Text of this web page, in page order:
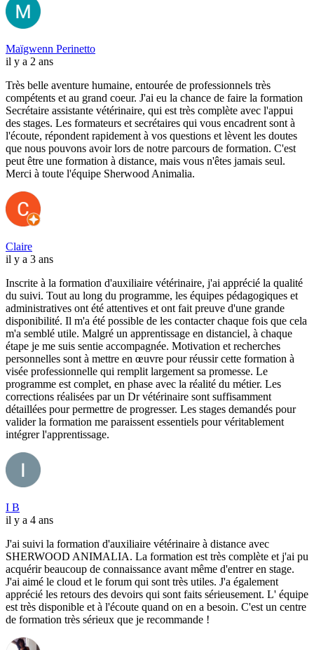
Maïgwenn Perinetto
il y a 2 ans
Très belle aventure humaine, entourée de professionnels très
compétents et au grand coeur. J'ai eu la chance de faire la formation
Secrétaire assistante vétérinaire, qui est très complète avec l'appui
des stages. Les formateurs et secrétaires qui vous encadrent sont à
l'écoute, répondent rapidement à vos questions et lèvent les doutes
que nous pouvons avoir lors de notre parcours de formation. C'est
peut être une formation à distance, mais vous n'êtes jamais seul.
Merci à toute l'équipe Sherwood Animalia.
Claire
il y a 3 ans
Inscrite à la formation d'auxiliaire vétérinaire, j'ai apprécié la qualité
du suivi. Tout au long du programme, les équipes pédagogiques et
administratives ont été attentives et ont fait preuve d'une grande
disponibilité. Il m'a été possible de les contacter chaque fois que cela
m'a semblé utile. Malgré un apprentissage en distanciel, à chaque
étape je me suis sentie accompagnée. Motivation et recherches
personnelles sont à mettre en œuvre pour réussir cette formation à
visée professionnelle qui remplit largement sa promesse. Le
programme est complet, en phase avec la réalité du métier. Les
corrections réalisées par un Dr vétérinaire sont suffisamment
détaillées pour permettre de progresser. Les stages demandés pour
valider la formation me paraissent essentiels pour véritablement
intégrer l'apprentissage.
I B
il y a 4 ans
J'ai suivi la formation d'auxiliaire vétérinaire à distance avec
SHERWOOD ANIMALIA. La formation est très complète et j'ai pu
acquérir beaucoup de connaissance avant même d'entrer en stage.
J'ai aimé le cloud et le forum qui sont très utiles. J'a également
apprécié les retours des devoirs qui sont faits sérieusement. L' équipe
est très disponible et à l'écoute quand on en a besoin. C'est un centre
de formation très sérieux que je recommande !